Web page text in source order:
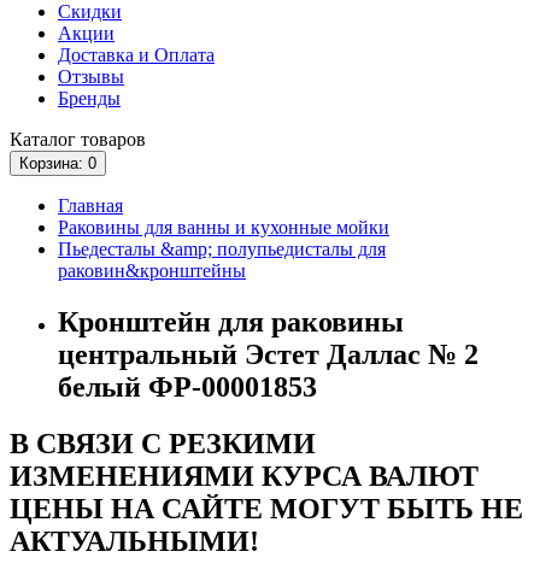
Скидки
Акции
Доставка и Оплата
Отзывы
Бренды
Каталог товаров
Корзина: 0
Главная
Раковины для ванны и кухонные мойки
Пьедесталы &amp; полупьедисталы для
раковин&кронштейны
Кронштейн для раковины
центральный Эстет Даллас № 2
белый ФР-00001853
В СВЯЗИ С РЕЗКИМИ
ИЗМЕНЕНИЯМИ КУРСА ВАЛЮТ
ЦЕНЫ НА САЙТЕ МОГУТ БЫТЬ НЕ
АКТУАЛЬНЫМИ!